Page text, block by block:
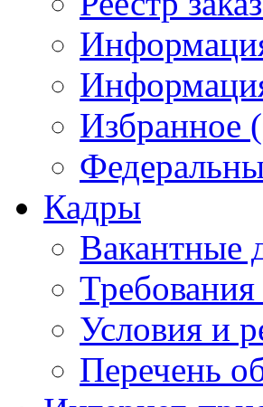
Избранное
Кадры
Вакантные
Условия и
Перечень